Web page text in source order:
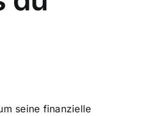
seine finanzielle